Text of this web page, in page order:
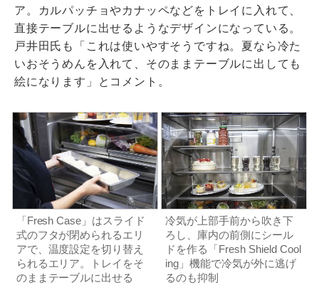
ア。カルパッチョやカナッペなどをトレイに入れて、
直接テーブルに出せるようなデザインになっている。
戸井田氏も「これは使いやすそうですね。夏なら冷た
いおそうめんを入れて、そのままテーブルに出しても
絵になります」とコメント。
「Fresh Case」はスライド
式のフタが閉められるエリ
アで、温度設定を切り替え
られるエリア。トレイをそ
のままテーブルに出せる
冷気が上部手前から吹き下
ろし、庫内の前側にシール
ドを作る「Fresh Shield Cool
ing」機能で冷気が外に逃げ
るのも抑制